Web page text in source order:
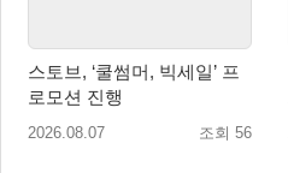
스토브, ‘쿨썸머, 빅세일’ 프
로모션 진행
2026.08.07 조회 56